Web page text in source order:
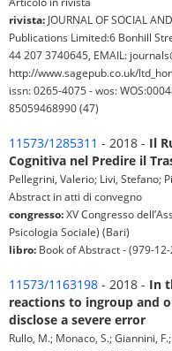
rivista: JOURNAL OF SOCIAL
Publications Limited:6 Bonhill
44 207 3740645, EMAIL:
http://www.sagepub.co.uk/
issn: 0265-4075 - wos:
85059468990 (47)
11573/1285311 - 2018 - Il
Cognitiva nel Predire il
Pellegrini, Valerio; Livi, Stefano;
Abstract in atti di convegno
congresso:XV Congresso
Psicologia Sociale) (Bari)
libro: Book of Abstract - (979-
11573/1163198 - 2018 - In
reactions to ingroup and
disclose a severe error
Rullo, M.; Monaco, S.; Giannini,